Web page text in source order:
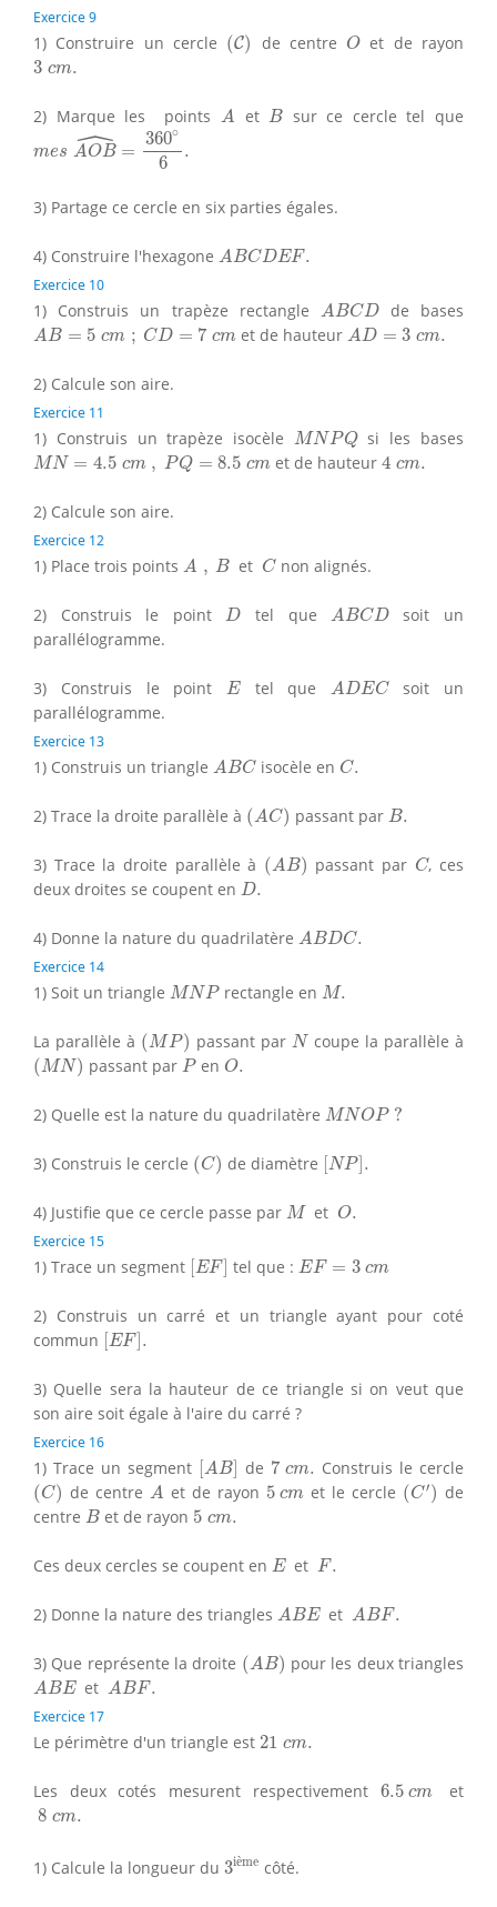
Exercice 9
1) Construire un cercle (C)
(C) de centre O
O et de rayon
3 cm.
3 cm
2) Marque les points A
A et B
B sur ce cercle tel que
mes ˆ
AOB =
360∘
6
.
m esAOB^ =360∘6.
3) Partage ce cercle en six parties égales.
4) Construire l'hexagone ABCDEF.
A BCDEF.
Exercice 10
1) Construis un trapèze rectangle ABCD
A BCD de bases
AB = 5 cm ; CD = 7 cm
A B= cm;C D =7c et de hauteurAD = 3 cm.
A D= cm.
2) Calcule son aire.
Exercice 11
1) Construis un trapèze isocèle MNPQ
MNPQ si les bases
MN = 4.5 cm , PQ = 8.5 cm
MN= 4.5 cm,P =8.5 m et de hauteur 4 cm.
4 cm
2) Calcule son aire.
Exercice 12
1) Place trois points A , B
A et C
C non alignés.
2) Construis le pointD
D tel queABCD
A BCD soit un
parallélogramme.
3) Construis le pointE
Etel queADEC
A DEC soit un
parallélogramme.
Exercice 13
1) Construis un triangle ABC
A BC isocèle en C.
C.
2) Trace la droite parallèle à (AC)
(AC) passant par B.
B.
3) Trace la droite parallèle à (AB)
(AB) passant par C
C, ces
deux droites se coupent en D.
D.
4) Donne la nature du quadrilatère ABDC.
A BDC.
Exercice 14
1) Soit un triangle MNP
MNP rectangle en M.
M.
La parallèle à (MP)
(MP) passant parN
Ncoupe la parallèle à
(MN)
(MN) passant par P
Pen O.
O.
2) Quelle est la nature du quadrilatère MNOP ?
MNOP?
3) Construis le cercle (C)
(C) de diamètre NP .
[NP].
4) Justifie que ce cercle passe par M
M et O.
O
Exercice 15
1) Trace un segment EF
[EF] tel que :EF = 3 cm
EF= m
2) Construis un carré et un triangle ayant pour coté
commun
EF .
[EF].
3) Quelle sera la hauteur de ce triangle si on veut que
son aire soit égale à l'aire du carré ?
Exercice 16
1) Trace un segment [AB
[ A B] de 7 cm.
7 cm Construis le cercle
(C)
(C) de centre A
A et de rayon 5 cm
5 cm et le cercle (C′)
(C′)
de
centre B
B et de rayon 5 cm.
5 cm.
Ces deux cercles se coupent en E
E et F.
F.
2) Donne la nature des triangles ABE
A BE et ABF.
A BF.
3) Que représente la droite (AB)
(AB) pour les deux triangles
ABE
A BE et ABF.
A BF.
Exercice 17
Le périmètre d'un triangle est 21 cm.
21 cm
Les deux cotés mesurent respectivement 6.5 cm
6.5 cm et
8 cm.
8 cm
1) Calcule la longueur du 3ième
3ième
côté.